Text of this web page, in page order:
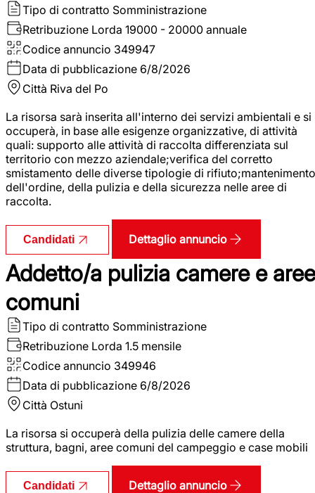
Tipo di contratto Somministrazione
Retribuzione Lorda 19000 - 20000 annuale
Codice annuncio 349947
Data di pubblicazione 6/8/2026
Città Riva del Po
La risorsa sarà inserita all'interno dei servizi ambientali e si
occuperà, in base alle esigenze organizzative, di attività
quali: supporto alle attività di raccolta differenziata sul
territorio con mezzo aziendale;verifica del corretto
smistamento delle diverse tipologie di rifiuto;mantenimento
dell'ordine, della pulizia e della sicurezza nelle aree di
raccolta.
Candidati Dettaglio annuncio
Addetto/a pulizia camere e aree
comuni
Tipo di contratto Somministrazione
Retribuzione Lorda 1.5 mensile
Codice annuncio 349946
Data di pubblicazione 6/8/2026
Città Ostuni
La risorsa si occuperà della pulizia delle camere della
struttura, bagni, aree comuni del campeggio e case mobili
Candidati Dettaglio annuncio